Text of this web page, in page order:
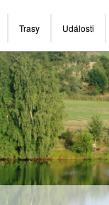
Trasy Události